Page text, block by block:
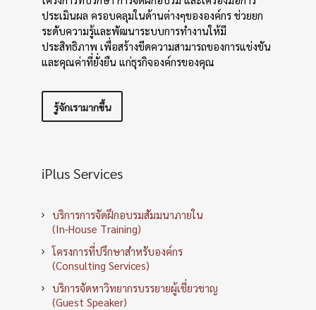
ประเมินผล ครอบคลุมในด้านต่างๆขององค์กร ช่วยยก
ระดับความรู้และพัฒนาระบบการทำงานให้มี
ประสิทธิภาพ เพื่อสร้างขีดความสามารถของการแข่งขัน
และคุณค่าที่ยั่งยืน แก่ธุรกิจองค์กรของคุณ
รู้จักเรามากขึ้น
iPlus Services
บริการการจัดฝึกอบรมสัมมนาภายใน
(In-House Training)
โครงการที่ปรึกษาสำหรับองค์กร
(Consulting Services)
บริการจัดหาวิทยากรบรรยายผู้เชี่ยวชาญ
(Guest Speaker)